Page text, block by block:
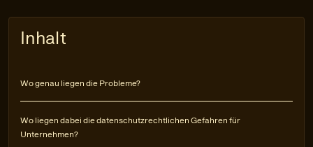
Inhalt
Wo genau liegen die Probleme?
Wo liegen dabei die datenschutzrechtlichen Gefahren für
Unternehmen?